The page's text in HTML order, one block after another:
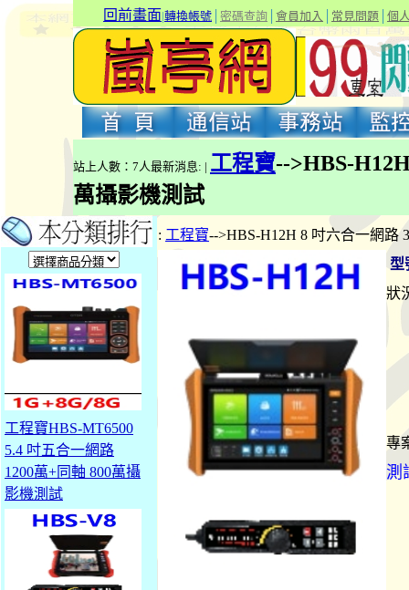
回前畫面|轉換帳號 密碼查詢 會員加入 常見問題 個
站上人數：7人最新消息: | 工程寶-->HBS-
萬攝影機測試
工程寶HBS-MT6500
5.4 吋五合一網路
1200萬+同軸 800萬攝
影機測試
: 工程寶-->HBS-H12H 8 吋六合一網路
型
狀
專
測